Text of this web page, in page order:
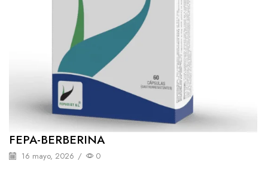
FEPA-BERBERINA
16 mayo, 2026 / 0